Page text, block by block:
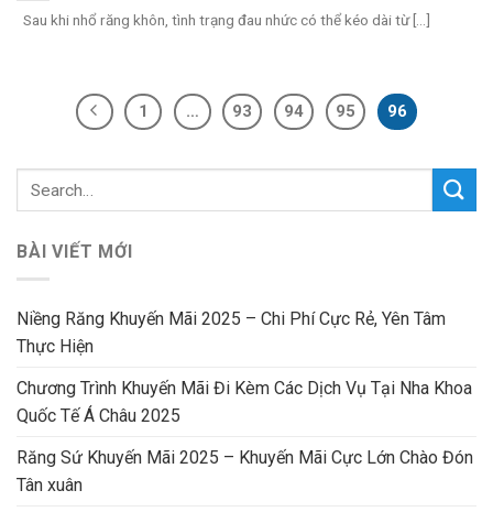
Sau khi nhổ răng khôn, tình trạng đau nhức có thể kéo dài từ [...]
1 … 93 94 95 96
BÀI VIẾT MỚI
Niềng Răng Khuyến Mãi 2025 – Chi Phí Cực Rẻ, Yên Tâm
Thực Hiện
Chương Trình Khuyến Mãi Đi Kèm Các Dịch Vụ Tại Nha Khoa
Quốc Tế Á Châu 2025
Răng Sứ Khuyến Mãi 2025 – Khuyến Mãi Cực Lớn Chào Đón
Tân xuân